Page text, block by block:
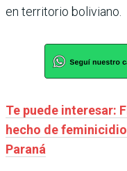
en territorio boliviano.
Te puede interesar:
hecho de
Paraná